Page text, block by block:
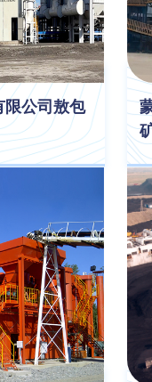
限公司敖包